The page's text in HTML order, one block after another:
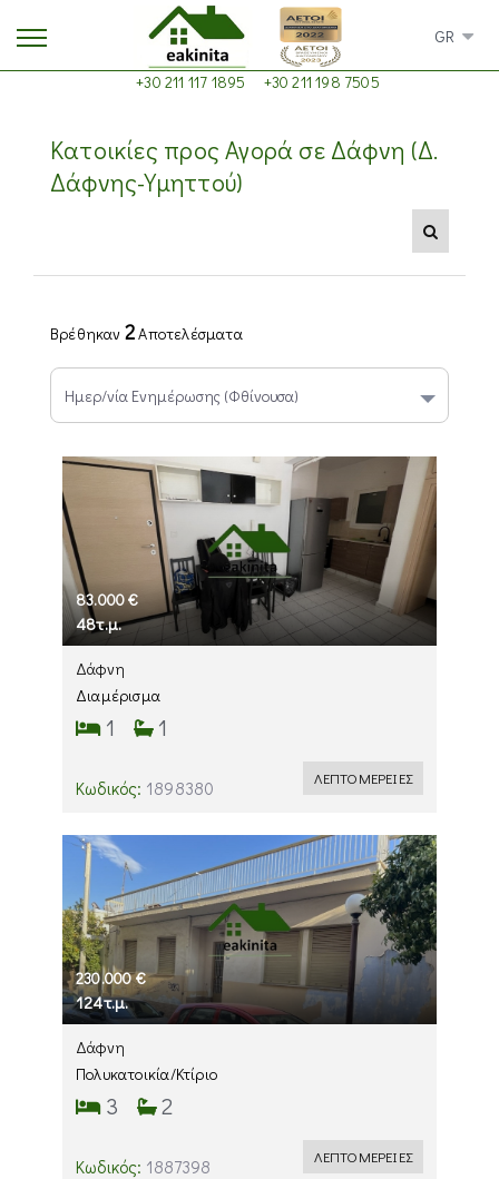
GR
+30 211 117 1895 +30 211 198 7505
Κατοικίες προς Αγορά σε Δάφνη (Δ.
Δάφνης-Υμηττού)
Βρέθηκαν 2Αποτελέσματα
83.000 €
48τ.μ.
Δάφνη
Διαμέρισμα
1 1
Κωδικός: 1898380 ΛΕΠΤΟΜΕΡΕΙΕΣ
230.000 €
124τ.μ.
Δάφνη
Πολυκατοικία/Κτίριο
3 2
Κωδικός: 1887398 ΛΕΠΤΟΜΕΡΕΙΕΣ